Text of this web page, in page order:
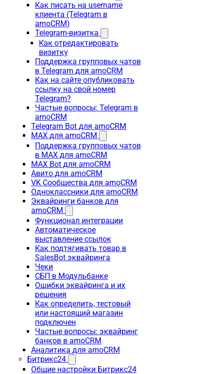
Как писать на username
клиента (Telegram в
amoCRM)
Telegram-визитка
Как отредактировать
визитку
Поддержка групповых чатов
в Telegram для amoCRM
Как на сайте опубликовать
ссылку на свой номер
Telegram?
Частые вопросы: Telegram в
amoCRM
Telegram Bot для amoCRM
MAX для amoCRM
Поддержка групповых чатов
в MAX для amoCRM
MAX Bot для amoCRM
Авито для amoCRM
VK Сообщества для amoCRM
Одноклассники для amoCRM
Эквайринги банков для
amoCRM
Функционал интеграции
Автоматическое
выставление ссылок
Как подтягивать товар в
SalesBot эквайринга
Чеки
СБП в Модульбанке
Ошибки эквайринга и их
решения
Как определить, тестовый
или настоящий магазин
подключен
Частые вопросы: эквайринг
банков в amoCRM
Аналитика для amoCRM
Битрикс24
Общие настройки Битрикс24